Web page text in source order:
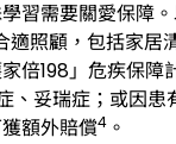
習需要關愛保障
適照顧，包括家
倍198」危疾保
妥瑞症；或因患
額外賠償4 。